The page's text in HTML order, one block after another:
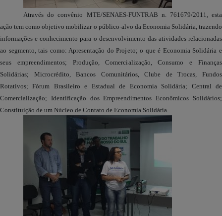
Através do convênio MTE/SENAES-FUNTRAB n. 761679/2011, esta
ação tem como objetivo mobilizar o público-alvo da Economia Solidária, trazendo
informações e conhecimento para o desenvolvimento das atividades relacionadas
ao segmento, tais como: Apresentação do Projeto; o que é Economia Solidária e
seus empreendimentos; Produção, Comercialização, Consumo e Finanças
Solidárias; Microcrédito, Bancos Comunitários, Clube de Trocas, Fundos
Rotativos; Fórum Brasileiro e Estadual de Economia Solidária; Central de
Comercialização; Identificação dos Empreendimentos Econômicos Solidários;
Constituição de um Núcleo de Contato de Economia Solidária.